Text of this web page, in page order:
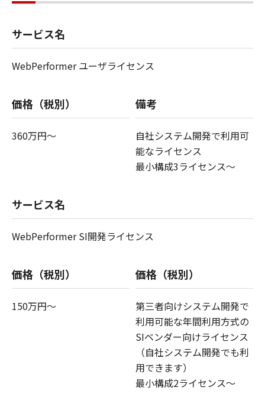
サービス名
WebPerformer ユーザライセンス
価格（税別）
360万円～
備考
自社システム開発で利用可
能なライセンス
最小構成3ライセンス～
サービス名
WebPerformer SI開発ライセンス
価格（税別）
150万円～
価格（税別）
第三者向けシステム開発で
利用可能な年間利用方式の
SIベンダー向けライセンス
（自社システム開発でも利
用できます）
最小構成2ライセンス～